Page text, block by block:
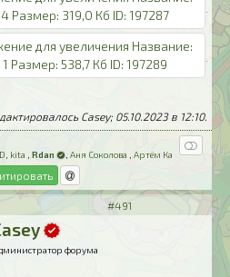
Casey; 05.10.2023 в 12:10.
kita Rdan , Аня Соколова Артём Ка
#491
форума